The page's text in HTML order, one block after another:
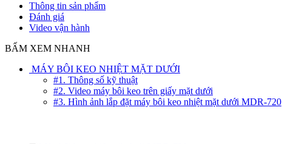
Thông tin sản phẩm
Đánh giá
Video vận hành
BẤM XEM NHANH
MÁY BÔI KEO NHIỆT MẶT DƯỚI
#1. Thông số kỹ thuật
#2. Video máy bôi keo trên giấy mặt dưới
#3. Hình ảnh lắp đặt máy bôi keo nhiệt mặt dưới MDR-720